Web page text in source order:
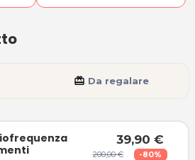
39,90 €
200,00 € -80%
card_giftcard Da regalare